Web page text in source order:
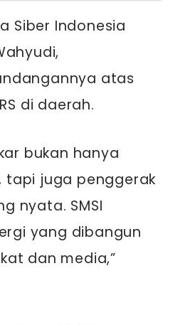
Siber Indonesia
atas
di daerah.
bukan hanya
tapi juga penggerak
nyata. SMSI
yang dibangun
dan media,”